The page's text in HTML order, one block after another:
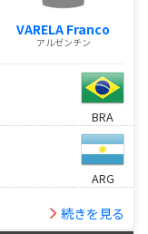
VARELA Franco
アルゼンチン
BRA
ARG
続きを見る